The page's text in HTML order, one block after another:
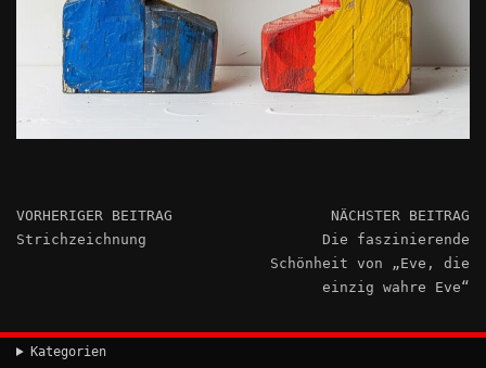
VORHERIGER BEITRAG
Strichzeichnung
NÄCHSTER BEITRAG
Die faszinierende
Schönheit von „Eve, die
einzig wahre Eve“
Kategorien